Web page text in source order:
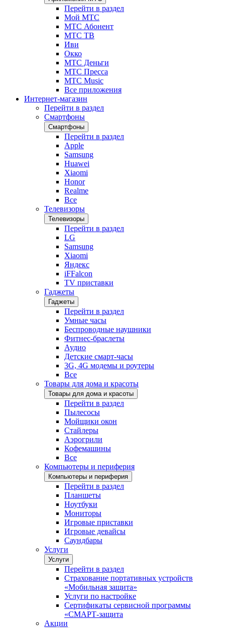
Перейти в раздел
Мой МТС
МТС Абонент
МТС ТВ
Иви
Окко
МТС Деньги
МТС Пресса
МТС Music
Все приложения
Интернет-магазин
Перейти в раздел
Смартфоны
Смартфоны
Перейти в раздел
Apple
Samsung
Huawei
Xiaomi
Honor
Realme
Все
Телевизоры
Телевизоры
Перейти в раздел
LG
Samsung
Xiaomi
Яндекс
iFFalcon
TV приставки
Гаджеты
Гаджеты
Перейти в раздел
Умные часы
Беспроводные наушники
Фитнес-браслеты
Аудио
Детские смарт-часы
3G, 4G модемы и роутеры
Все
Товары для дома и красоты
Товары для дома и красоты
Перейти в раздел
Пылесосы
Мойщики окон
Стайлеры
Аэрогрили
Кофемашины
Все
Компьютеры и периферия
Компьютеры и периферия
Перейти в раздел
Планшеты
Ноутбуки
Мониторы
Игровые приставки
Игровые девайсы
Саундбары
Услуги
Услуги
Перейти в раздел
Страхование портативных устройств
«Мобильная защита»
Услуги по настройке
Сертификаты сервисной программы
«СМАРТ-защита
Акции